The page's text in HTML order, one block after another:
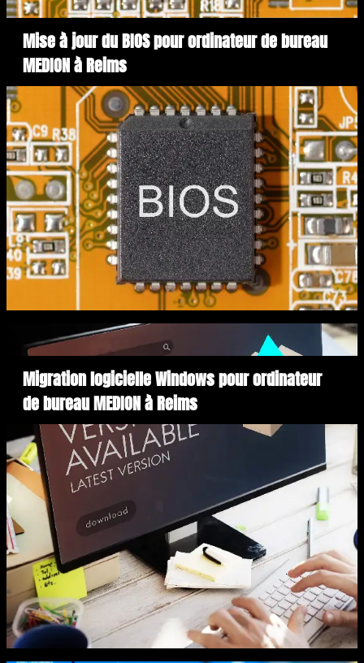
Mise à jour du BIOS pour ordinateur de bureau
MEDION à Reims
Migration logicielle Windows pour ordinateur
de bureau MEDION à Reims